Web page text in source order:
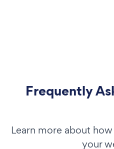
Frequently
Learn more about
your